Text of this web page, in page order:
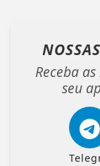
Receba
seu